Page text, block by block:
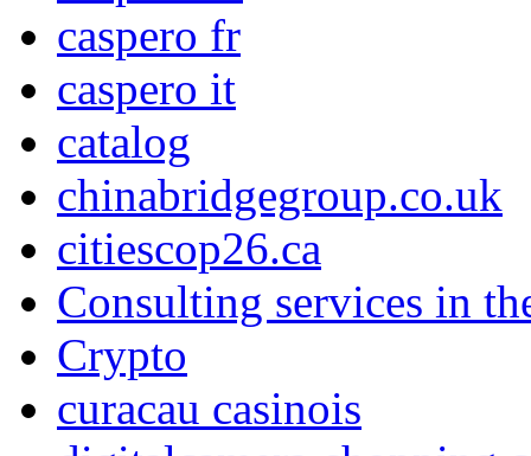
caspero fr
caspero it
catalog
chinabridgegroup.co.uk
citiescop26.ca
Consulting services in
Crypto
curacau casinois